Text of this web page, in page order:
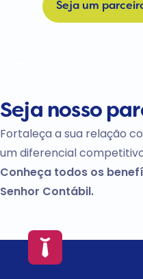
Seja um
Seja nosso
Fortaleça a sua relação
um diferencial
Conheça todos os
Senhor Contábil.